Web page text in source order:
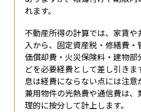
れます。
不動産所得の計算では、家賃や
入から、固定資産税・修繕費・
価償却費・火災保険料・建物部
どを必要経費として差し引きま
息は経費にならない点には注意
兼用物件の光熱費や通信費は、
理的に按分して計上します。